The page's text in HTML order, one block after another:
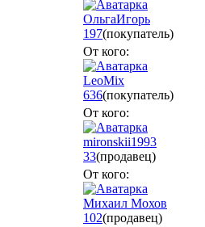
ОльгаИгорь
197(покупатель)
От кого:
LeoMix
636(покупатель)
От кого:
mironskii1993
33(продавец)
От кого:
Михаил Мохов
102(продавец)